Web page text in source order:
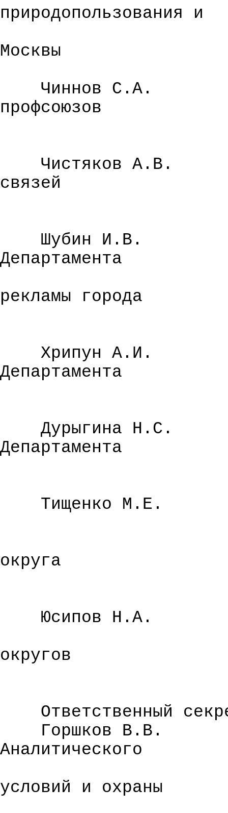
природопользования и
Москвы
Чиннов С.А.
профсоюзов
Чистяков А.В.
связей
Шубин И.В.
Департамента
рекламы города
Хрипун А.И.
Департамента
Дурыгина Н.С.
Департамента
Тищенко М.Е.
округа
Юсипов Н.А.
округов
Ответственный
Горшков В.В.
Аналитического
условий и охраны